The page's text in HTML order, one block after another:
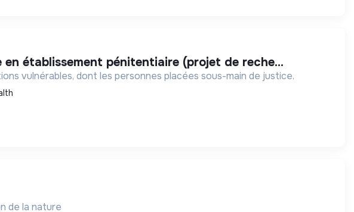
établissement pénitentiaire (projet de reche...
vulnérables, dont les personnes placées sous-main de justice.
de la nature